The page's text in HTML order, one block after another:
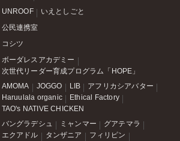
UNROOF いえとしごと
公民連携室
コシツ
ボーダレスアカデミー
次世代リーダー育成プログラム「HOPE」
AMOMA JOGGO LIB
アフリカシアバター
Haruulala organic
Ethical Factory
TAO's NATIVE CHICKEN
バングラデシュ ミャンマー
グアテマラ
エクアドル
タンザニア フィリピン